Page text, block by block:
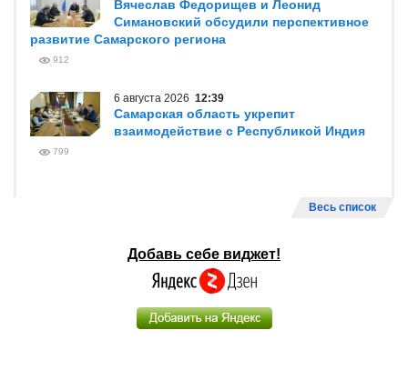
Вячеслав Федорищев и Леонид
Симановский обсудили перспективное
развитие Самарского региона
912
6 августа 2026 12:39
Самарская область укрепит
взаимодействие с Республикой Индия
799
Весь список
Добавь себе виджет!